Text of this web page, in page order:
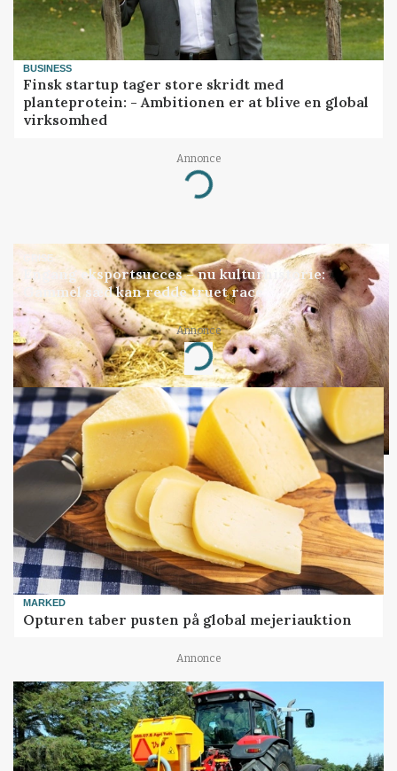
BUSINESS
Finsk startup tager store skridt med
planteprotein: - Ambitionen er at blive en global
virksomhed
Annonce
Loading...
GRISE
Engang eksportsucces – nu kulturhistorie:
Gammel sæd kan redde truet race
Annonce
Loading...
MARKED
Opturen taber pusten på global mejeriauktion
Annonce